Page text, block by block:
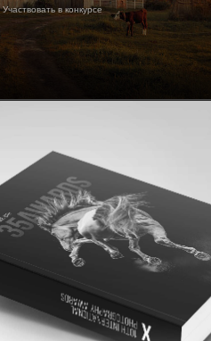
Участвовать в конкурсе